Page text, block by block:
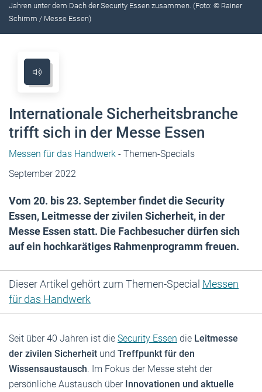
Jahren unter dem Dach der Security Essen zusammen. (Foto: © Rainer
Schimm / Messe Essen)
Internationale Sicherheitsbranche
trifft sich in der Messe Essen
Messen für das Handwerk - Themen-Specials
September 2022
Vom 20. bis 23. September findet die Security
Essen, Leitmesse der zivilen Sicherheit, in der
Messe Essen statt. Die Fachbesucher dürfen sich
auf ein hochkarätiges Rahmenprogramm freuen.
Dieser Artikel gehört zum Themen-Special Messen
für das Handwerk
Seit über 40 Jahren ist die Security Essen die Leitmesse
der zivilen Sicherheit und Treffpunkt für den
Wissensaustausch. Im Fokus der Messe steht der
persönliche Austausch über Innovationen und aktuelle